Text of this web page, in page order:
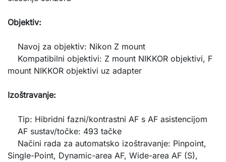
Objektiv:
Navoj za objektiv: Nikon Z mount
Kompatibilni objektivi: Z mount NIKKOR objektivi, F
mount NIKKOR objektivi uz adapter
Izoštravanje:
Tip: Hibridni fazni/kontrastni AF s AF asistencijom
AF sustav/točke: 493 tačke
Načini rada za automatsko izoštravanje: Pinpoint,
Single-Point, Dynamic-area AF, Wide-area AF (S),